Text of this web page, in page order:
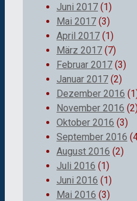
Juni 2017 (1)
Mai 2017 (3)
April 2017 (1)
März 2017 (7)
Februar 2017 (3)
Januar 2017 (2)
Dezember 2016
November 2016
Oktober 2016 (3)
September 2016
August 2016 (2)
Juli 2016 (1)
Juni 2016 (1)
Mai 2016 (3)